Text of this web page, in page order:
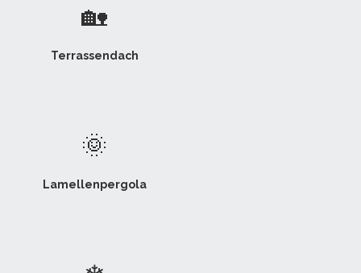
🏡
Terrassendach
🌞
Lamellenpergola